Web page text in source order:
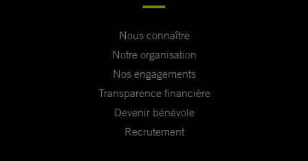
Nous connaître
Notre organisation
Nos engagements
Transparence financière
Devenir bénévole
Recrutement